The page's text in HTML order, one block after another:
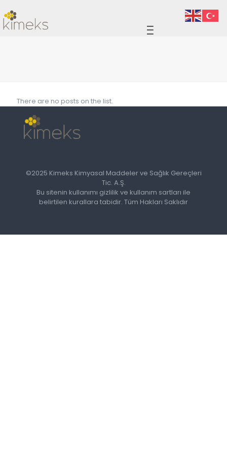
There are no posts on the list.
©2025 Kimeks Kimyasal Maddeler ve Sağlık Gereçleri
Tic. A.Ş.
Bu sitenin kullanımı gizlilik ve kullanım sartları ile
belirtilen kurallara tabidir. Tüm Hakları Saklıdır